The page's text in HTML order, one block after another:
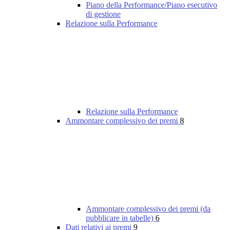
Piano della Performance/Piano esecutivo
di gestione
Relazione sulla Performance
Relazione sulla Performance
Ammontare complessivo dei premi 8
Ammontare complessivo dei premi (da
pubblicare in tabelle) 6
Dati relativi ai premi 9